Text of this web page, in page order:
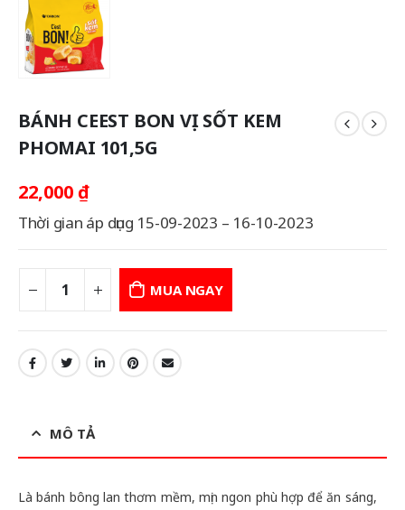
BÁNH CEEST BON VỊ SỐT KEM
PHOMAI 101,5G
22,000 ₫
Thời gian áp dụng 15-09-2023 – 16-10-2023
MUA NGAY
MÔ TẢ
Là bánh bông lan thơm mềm, mịn ngon phù hợp để ăn sáng,